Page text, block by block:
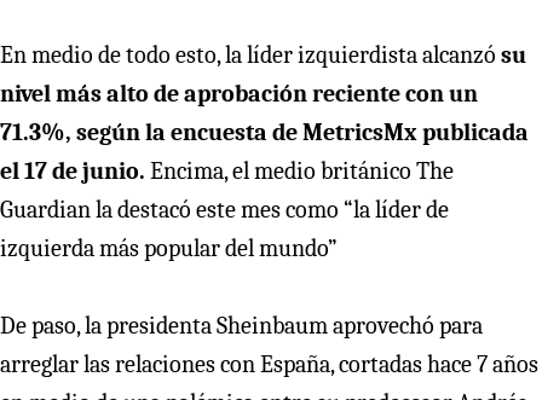
En medio de todo esto, la líder izquierdista alcanzó su
nivel más alto de aprobación reciente con un
71.3%, según la encuesta de MetricsMx publicada
el 17 de junio. Encima, el medio británico The
Guardian la destacó este mes como “la líder de
izquierda más popular del mundo”
De paso, la presidenta Sheinbaum aprovechó para
arreglar las relaciones con España, cortadas hace 7 años